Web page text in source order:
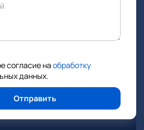
согласие наобработку
данных.
Отправить